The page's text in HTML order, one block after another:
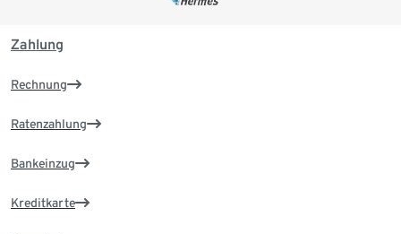
Zahlung
Rechnung
Ratenzahlung
Bankeinzug
Kreditkarte